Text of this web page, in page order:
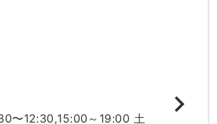
〜12:30,15:00～19:00 土